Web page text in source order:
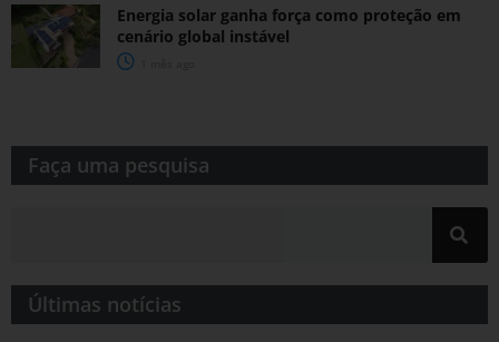
Energia solar ganha força como proteção em
cenário global instável
Faça uma pesquisa​​
Últimas notícias